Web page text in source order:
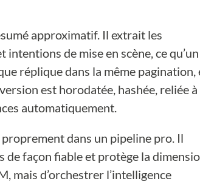
approximatif. Il extrait les
de mise en scène, ce qu’un
réplique dans la même pagination,
est horodatée, hashée, reliée à
automatiquement.
dans un pipeline pro. Il
de façon fiable et protège la
mais d’orchestrer l’intelligence